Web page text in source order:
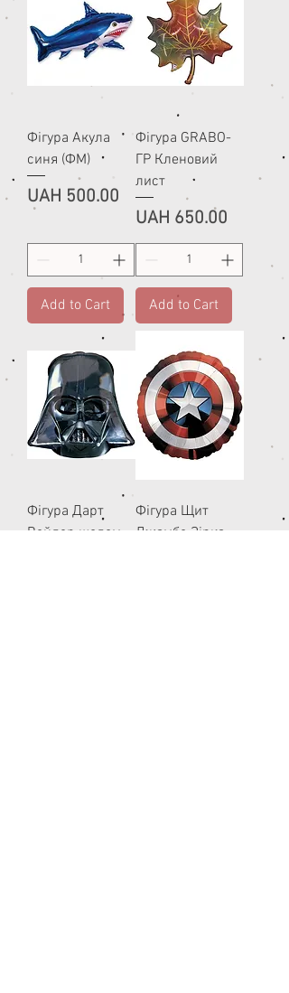
Фігура Акула
синя (ФМ)
Price
UAH 500.00
Add to Cart
Фігура GRABO-
ГР Кленовий
лист
Price
UAH 650.00
Add to Cart
Фігура Дарт
Вейдер шолом
Фігура Щит
Джамбо Зірка